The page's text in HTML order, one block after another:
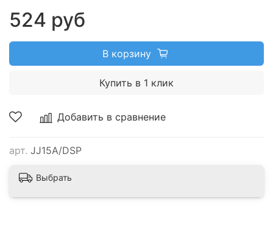
Добавить в сравнение
арт. JJ15A/DSP
524 руб
В корзину
Купить в 1 клик
Выбрать